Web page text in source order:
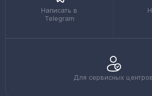
Написать в
Telegram
Для сервисных